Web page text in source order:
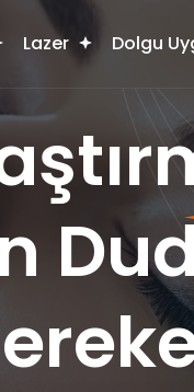
Lazer Dolgu